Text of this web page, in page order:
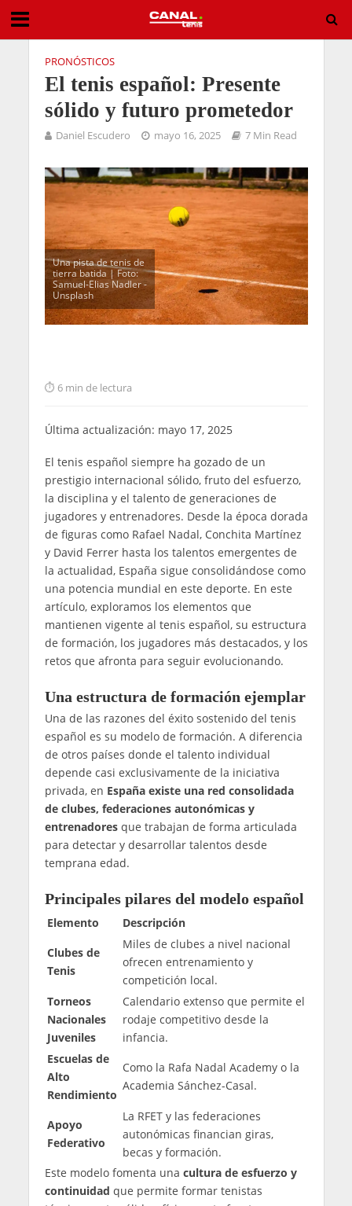
PRONÓSTICOS
El tenis español: Presente
sólido y futuro prometedor
Daniel Escudero mayo 16, 2025 7 Min Read
Una pista de tenis de
tierra batida | Foto:
Samuel-Elias Nadler -
Unsplash
6 min de lectura
Última actualización: mayo 17, 2025
El tenis español siempre ha gozado de un
prestigio internacional sólido, fruto del esfuerzo,
la disciplina y el talento de generaciones de
jugadores y entrenadores. Desde la época dorada
de figuras como Rafael Nadal, Conchita Martínez
y David Ferrer hasta los talentos emergentes de
la actualidad, España sigue consolidándose como
una potencia mundial en este deporte. En este
artículo, exploramos los elementos que
mantienen vigente al tenis español, su estructura
de formación, los jugadores más destacados, y los
retos que afronta para seguir evolucionando.
Una estructura de formación ejemplar
Una de las razones del éxito sostenido del tenis
español es su modelo de formación. A diferencia
de otros países donde el talento individual
depende casi exclusivamente de la iniciativa
privada, en España existe una red consolidada
de clubes, federaciones autonómicas y
entrenadoresque trabajan de forma articulada
para detectar y desarrollar talentos desde
temprana edad.
Principales pilares del modelo español
Elemento
Descripción
Clubes de
Tenis
Miles de clubes a nivel nacional
ofrecen entrenamiento y
competición local.
Torneos
Nacionales
Juveniles
Calendario extenso que permite el
rodaje competitivo desde la
infancia.
Escuelas de
Alto
Rendimiento
Como la Rafa Nadal Academy o la
Academia Sánchez-Casal.
Apoyo
Federativo
La RFET y las federaciones
autonómicas financian giras,
becas y formación.
Este modelo fomenta una cultura de esfuerzo y
continuidad que permite formar tenistas